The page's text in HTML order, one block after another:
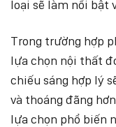
loại sẽ làm nổi bật
Trong trường hợp
lựa chọn nội thất
chiếu sáng hợp lý
và thoáng đãng
lựa chọn phổ biến